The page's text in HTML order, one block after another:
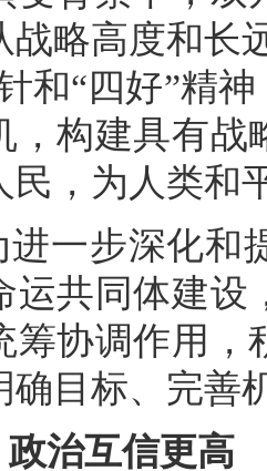
战略高度和长
和“四好”精
，构建具有战
民，为人类和
进一步深化和
运共同体建设
筹协调作用，
确目标、完善
政治互信更高